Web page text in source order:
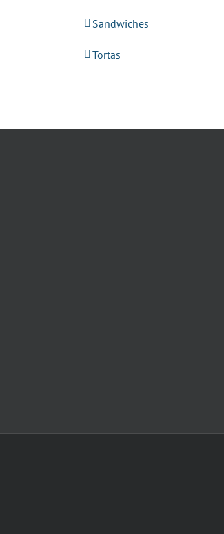
Sandwiches
Tortas